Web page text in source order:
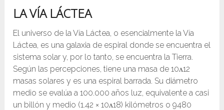
LA VÍA LÁCTEA
El universo de la Vía Láctea, o esencialmente la Vía
Láctea, es una galaxia de espiral donde se encuentra el
sistema solar y, por lo tanto, se encuentra la Tierra.
Según las percepciones, tiene una masa de 10ᴧ12
masas solares y es una espiral barrada. Su diámetro
medio se evalúa a 100.000 años luz, equivalente a casi
un billón y medio (1.42 × 10ᴧ18) kilómetros o 9480